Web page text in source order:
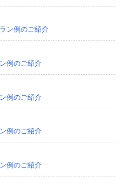
ン例のご紹介
例のご紹介
例のご紹介
例のご紹介
例のご紹介